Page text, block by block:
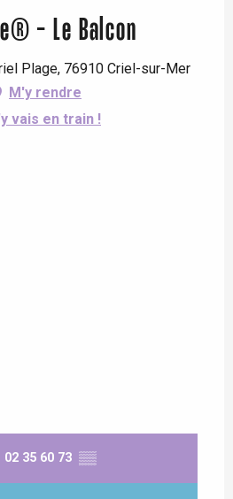
- Le Balcon
Plage, 76910 Criel-sur-Mer
M'y rendre
vais en train !
02 35 60 73 ▒▒